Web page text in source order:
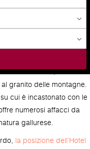
granito delle montagne.
cui è incastonato con le
numerosi affacci da
gallurese.
la posizione dell’Hotel